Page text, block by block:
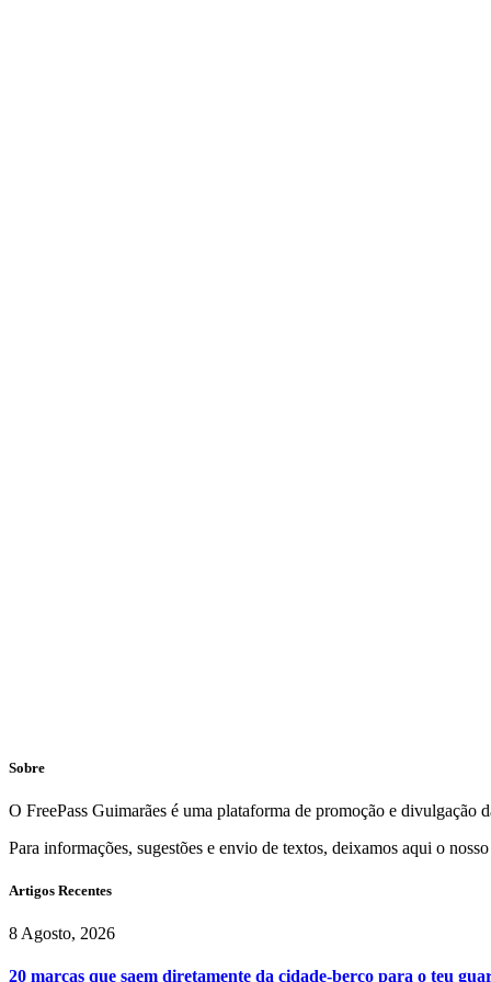
Sobre
O FreePass Guimarães é uma plataforma de promoção e divulgação
Para informações, sugestões e envio de textos, deixamos aqui o
Artigos Recentes
8 Agosto, 2026
20 marcas que saem diretamente da cidade-berço para o teu